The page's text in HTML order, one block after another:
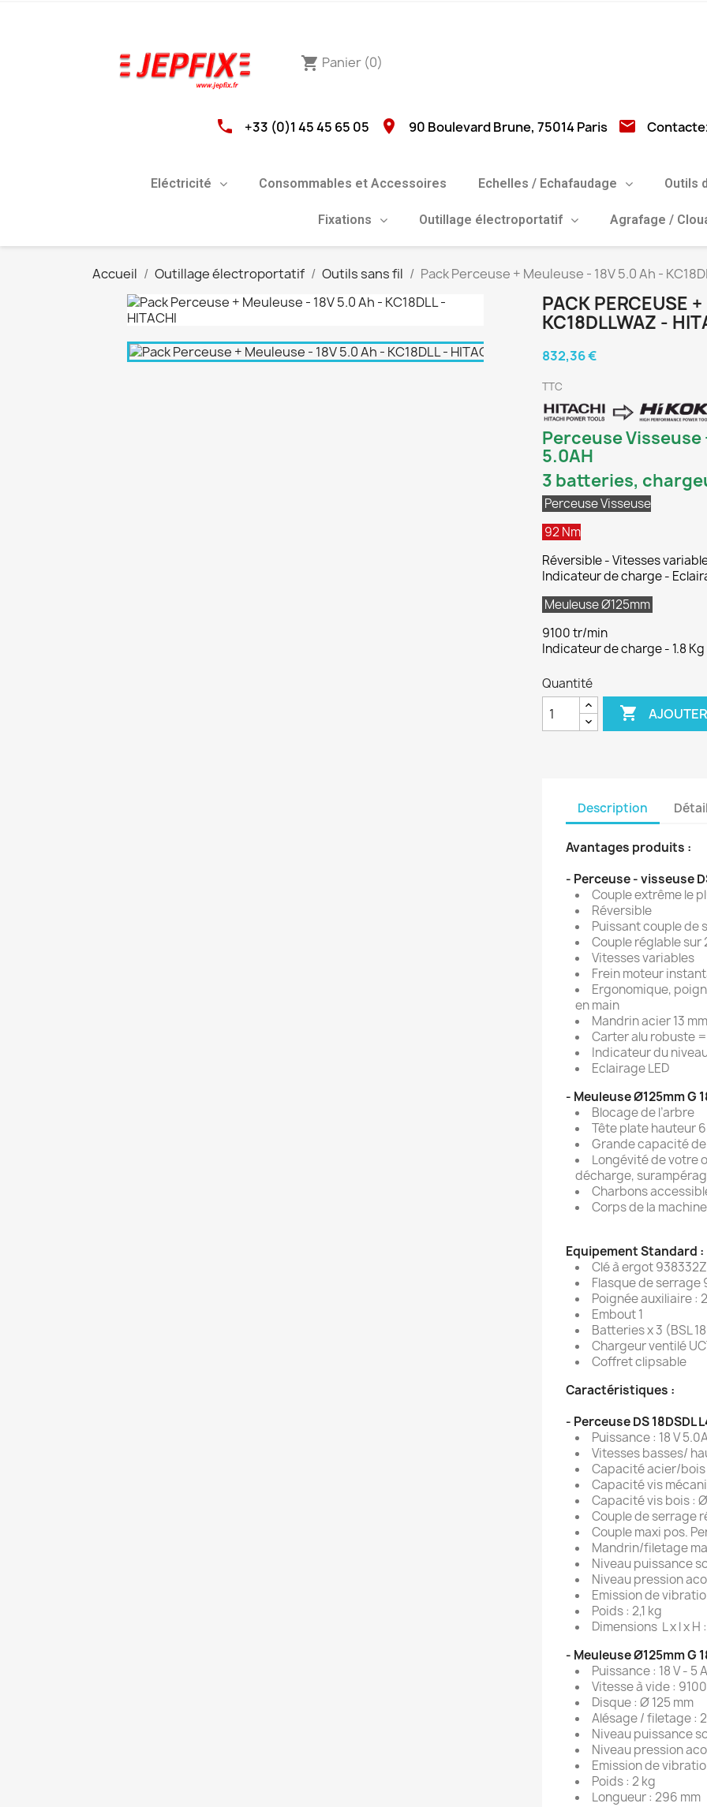
shopping_cart Panier (0)
phone +33 (0)1 45 45 65 05 location_on 90 Boulevard Brune, 75014 Paris email
Eléctricité Consommables et Accessoires Echelles / Echafaudage Outils
Fixations Outillage électroportatif Agrafage /
Accueil Outillage électroportatif Outils sans fil Pack Perceuse + Meuleuse - 18V 5.0 Ah -
PACK PERCEUSE
KC18DLLWAZ -
832,36 €
TTC
Perceuse Visseuse
5.0AH
3 batteries,
Perceuse Visseuse
92 Nm
Réversible - Vitesses
Indicateur de charge -
Meuleuse Ø125mm
9100 tr/min
Indicateur de charge - 1.8 Kg
Quantité

Description
Avantages produits :
- Perceuse - visseuse
Couple extrême le
Réversible
Puissant couple de
Couple réglable sur
Vitesses variables
Frein moteur
Ergonomique,
en main
Mandrin acier 13
Carter alu robuste
Indicateur du
Eclairage LED
- Meuleuse Ø125mm G
Blocage de l’arbre
Tête plate hauteur
Grande capacité
Longévité de votre
décharge,
Charbons
Corps de la
Equipement Standard :
Clé à ergot 938332Z
Flasque de serrage
Poignée auxiliaire : 2
Embout 1
Batteries x 3 (BSL
Chargeur ventilé
Coffret clipsable
Caractéristiques :
- Perceuse DS 18DSDL
Puissance : 18 V
Vitesses basses/
Capacité acier/bois
Capacité vis
Capacité vis bois :
Couple de serrage
Couple maxi pos.
Mandrin/filetage
Niveau puissance
Niveau pression
Emission de
Poids : 2,1 kg
Dimensions L x l x H
- Meuleuse Ø125mm G
Puissance : 18 V - 5
Vitesse à vide :
Disque : Ø 125 mm
Alésage / filetage :
Niveau puissance
Niveau pression
Emission de
Poids : 2 kg
Longueur : 296 mm